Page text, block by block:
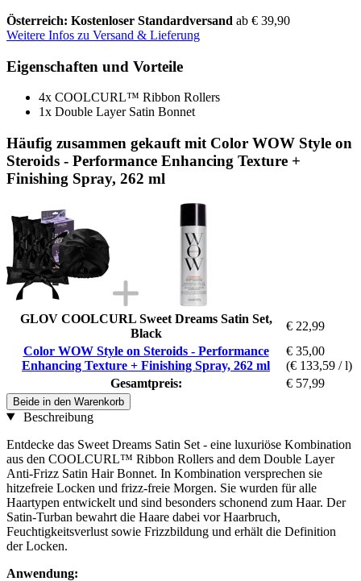
Österreich: Kostenloser Standardversand ab € 39,90
Weitere Infos zu Versand & Lieferung
Eigenschaften und Vorteile
4x COOLCURL™ Ribbon Rollers
1x Double Layer Satin Bonnet
Häufig zusammen gekauft mit Color WOW Style on
Steroids - Performance Enhancing Texture +
Finishing Spray, 262 ml
GLOV COOLCURL Sweet Dreams Satin Set,
Black
€ 22,99
Color WOW Style on Steroids - Performance
Enhancing Texture + Finishing Spray, 262 ml
€ 35,00
(€ 133,59 / l)
Gesamtpreis:
€ 57,99
Beide in den Warenkorb
Beschreibung
Entdecke das Sweet Dreams Satin Set - eine luxuriöse Kombination
aus den COOLCURL™ Ribbon Rollers and dem Double Layer
Anti-Frizz Satin Hair Bonnet. In Kombination versprechen sie
hitzefreie Locken und frizz-freie Morgen. Sie wurden für alle
Haartypen entwickelt und sind besonders schonend zum Haar. Der
Satin-Turban bewahrt die Haare dabei vor Haarbruch,
Feuchtigkeitsverlust sowie Frizzbildung und erhält die Definition
der Locken.
Anwendung: